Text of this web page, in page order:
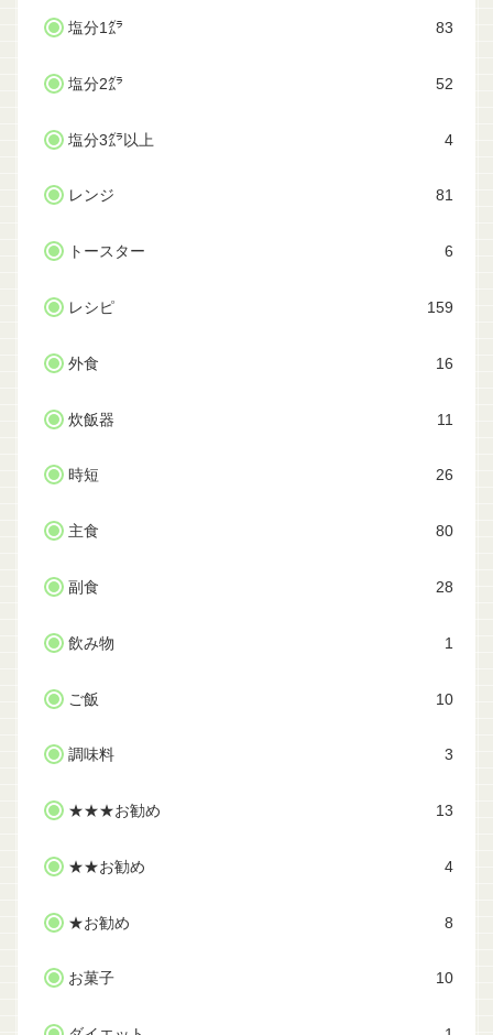
塩分1㌘ 83
塩分2㌘ 52
塩分3㌘以上 4
レンジ 81
トースター 6
レシピ 159
外食 16
炊飯器 11
時短 26
主食 80
副食 28
飲み物 1
ご飯 10
調味料 3
★★★お勧め 13
★★お勧め 4
★お勧め 8
お菓子 10